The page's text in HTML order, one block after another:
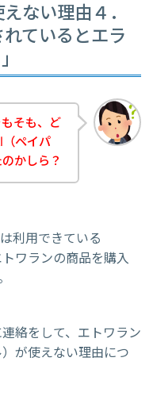
ない理由４．
ているとエラ
そも、ど
ペイパ
かしら？
利用できている
ワランの商品を購入
絡をして、エトワラン
が使えない理由につ